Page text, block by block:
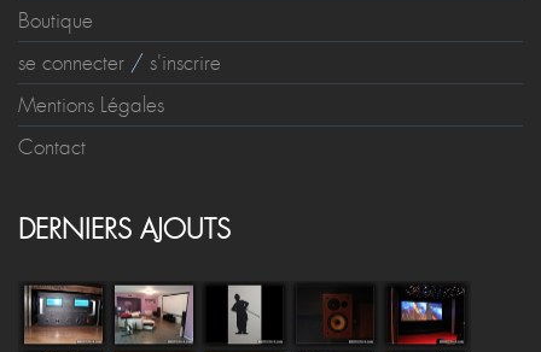
Boutique
se connecter / s'inscrire
Mentions Légales
Contact
DERNIERS AJOUTS